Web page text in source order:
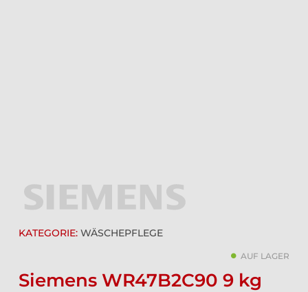
KATEGORIE: WÄSCHEPFLEGE
AUF LAGER
Siemens WR47B2C90 9 kg